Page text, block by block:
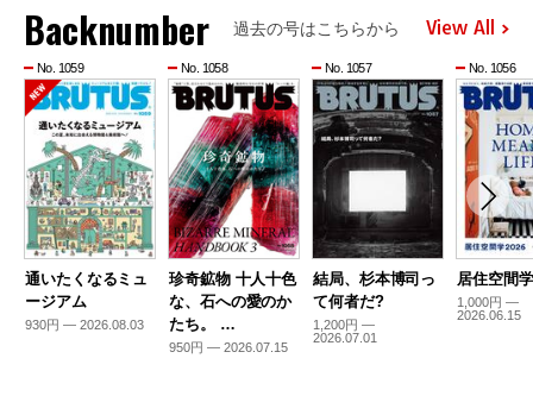
Backnumber 過去の号はこちらから View All
No. 1059
通いたくなるミュ
ージアム
930円 — 2026.08.03
No. 1058
珍奇鉱物 十人十色
な、石への愛のか
たち。 …
950円 — 2026.07.15
No. 1057
結局、杉本博司っ
て何者だ?
1,200円 —
2026.07.01
No. 1056
居住空間
1,000円 —
2026.06.15